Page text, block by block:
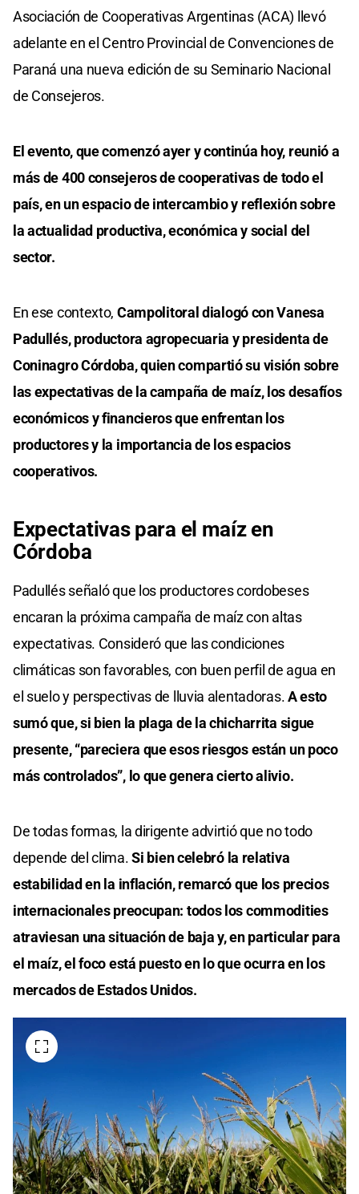
Asociación de Cooperativas Argentinas (ACA) llevó
adelante en el Centro Provincial de Convenciones de
Paraná una nueva edición de su Seminario Nacional
de Consejeros.
El evento, que comenzó ayer y continúa hoy, reunió a
más de 400 consejeros de cooperativas de todo el
país, en un espacio de intercambio y reflexión sobre
la actualidad productiva, económica y social del
sector.
En ese contexto, Campolitoral dialogó con Vanesa
Padullés, productora agropecuaria y presidenta de
Coninagro Córdoba, quien compartió su visión sobre
las expectativas de la campaña de maíz, los desafíos
económicos y financieros que enfrentan los
productores y la importancia de los espacios
cooperativos.
Expectativas para el maíz en
Córdoba
Padullés señaló que los productores cordobeses
encaran la próxima campaña de maíz con altas
expectativas. Consideró que las condiciones
climáticas son favorables, con buen perfil de agua en
el suelo y perspectivas de lluvia alentadoras.A esto
sumó que, si bien la plaga de la chicharrita sigue
presente, “pareciera que esos riesgos están un poco
más controlados”, lo que genera cierto alivio.
De todas formas, la dirigente advirtió que no todo
depende del clima.Si bien celebró la relativa
estabilidad en la inflación, remarcó que los precios
internacionales preocupan: todos los commodities
atraviesan una situación de baja y, en particular para
el maíz, el foco está puesto en lo que ocurra en los
mercados de Estados Unidos.